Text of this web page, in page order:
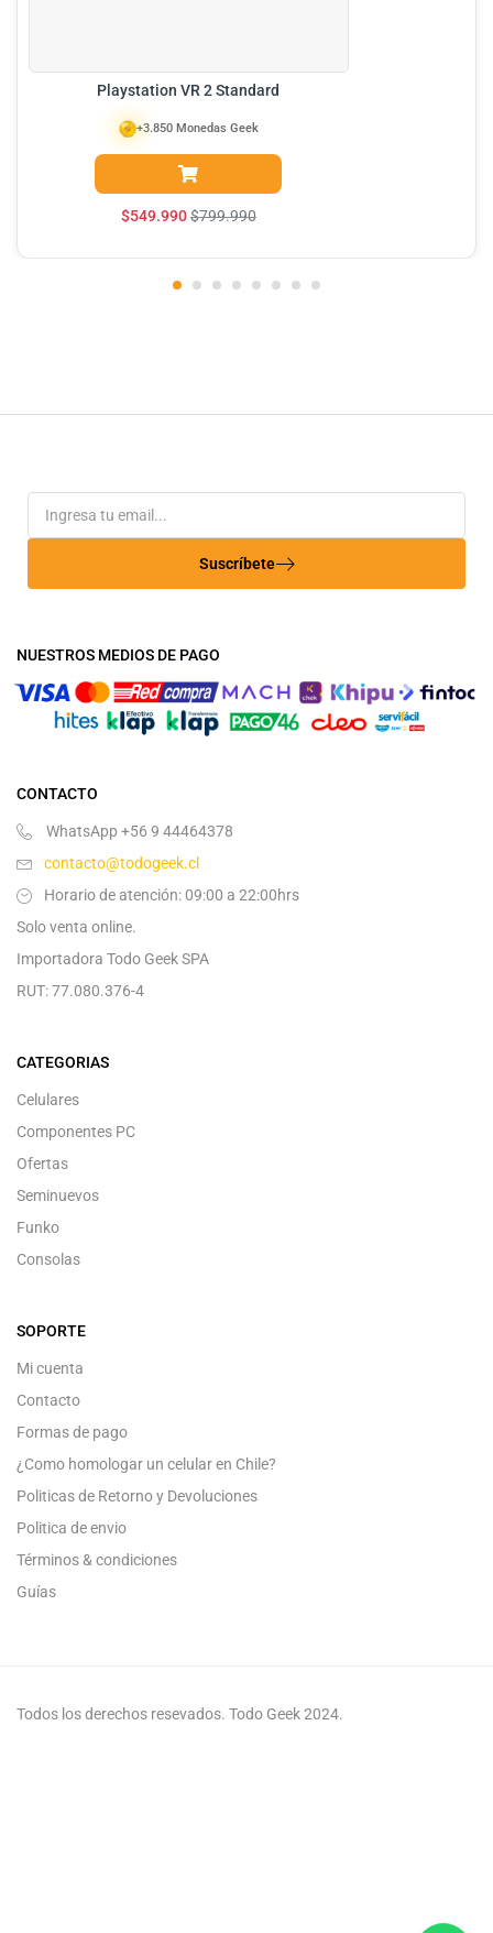
Playstation VR 2 Standard
$549.990$799.990
+3.850 Monedas Geek
Suscríbete
NUESTROS MEDIOS DE PAGO
CONTACTO
WhatsApp +56 9 44464378
contacto@todogeek.cl
Horario de atención: 09:00 a 22:00hrs
Solo venta online.
Importadora Todo Geek SPA
RUT: 77.080.376-4
CATEGORIAS
Celulares
Componentes PC
Ofertas
Seminuevos
Funko
Consolas
SOPORTE
Mi cuenta
Contacto
Formas de pago
¿Como homologar un celular en Chile?
Politicas de Retorno y Devoluciones
Politica de envio
Términos & condiciones
Guías
Todos los derechos resevados. Todo Geek 2024.